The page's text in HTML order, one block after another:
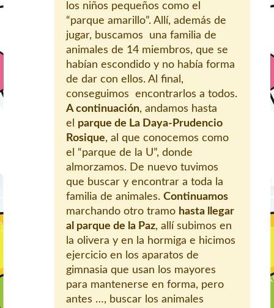
los niños pequeños como el
“parque amarillo”. Allí, además de
jugar, buscamos una familia de
animales de 14 miembros, que se
habían escondido y no había forma
de dar con ellos. Al final,
conseguimos encontrarlos a todos.
A continuación, andamos hasta
el parque de La Daya-Prudencio
Rosique, al que conocemos como
el “parque de la U”, donde
almorzamos. De nuevo tuvimos
que buscar y encontrar a toda la
familia de animales. Continuamos
marchando otro tramo hasta llegar
al parque de la Paz, allí subimos en
la olivera y en la hormiga e hicimos
ejercicio en los aparatos de
gimnasia que usan los mayores
para mantenerse en forma, pero
antes …, buscar los animales